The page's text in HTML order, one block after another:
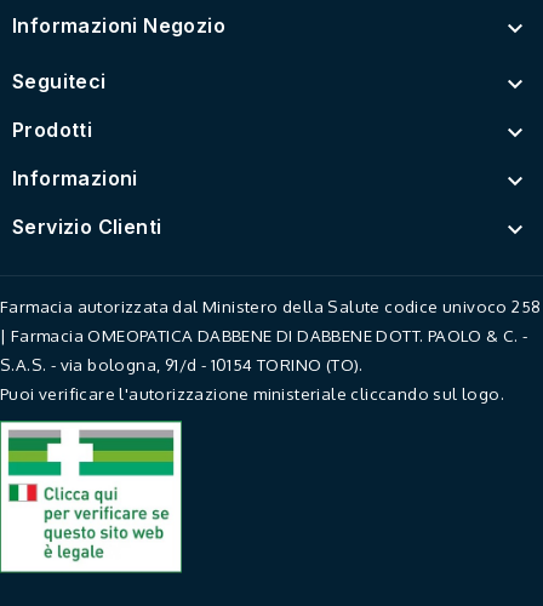
Informazioni Negozio 
Seguiteci 
Prodotti 
Informazioni 
Servizio Clienti 
Farmacia autorizzata dal Ministero della Salute codice univoco 258
| Farmacia OMEOPATICA DABBENE DI DABBENE DOTT. PAOLO & C. -
S.A.S. - via bologna, 91/d - 10154 TORINO (TO).
Puoi verificare l'autorizzazione ministeriale cliccando sul logo.